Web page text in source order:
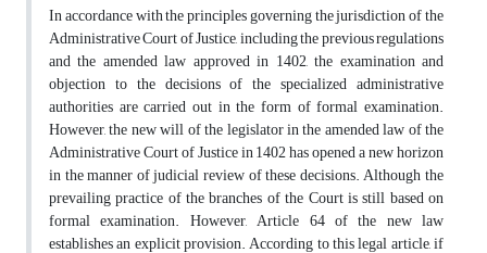
In accordance with the principles governing the jurisdiction of the
Administrative Court of Justice, including the previous regulations
and the amended law approved in 1402, the examination and
objection to the decisions of the specialized administrative
authorities are carried out in the form of formal examination.
However, the new will of the legislator in the amended law of the
Administrative Court of Justice in 1402 has opened a new horizon
in the manner of judicial review of these decisions. Although the
prevailing practice of the branches of the Court is still based on
formal examination. However, Article 64 of the new law
establishes an explicit provision. According to this legal article, if